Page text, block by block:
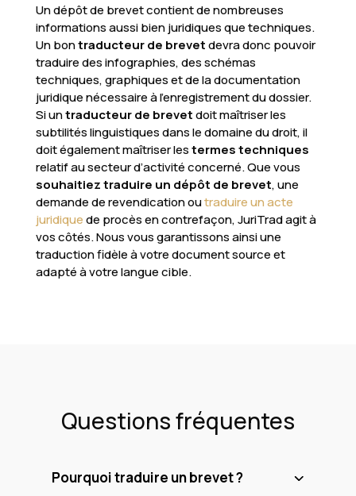
Un dépôt de brevet contient de nombreuses
informations aussi bien juridiques que techniques.
Un bontraducteur de brevetdevra donc pouvoir
traduire des infographies, des schémas
techniques, graphiques et de la documentation
juridique nécessaire à l’enregistrement du dossier.
Si untraducteur de brevetdoit maîtriser les
subtilités linguistiques dans le domaine du droit, il
doit également maîtriser lestermes techniques
relatif au secteur d’activité concerné. Que vous
souhaitiez traduire un dépôt de brevet, une
demande de revendication outraduire un acte
juridiquede procès en contrefaçon, JuriTrad agit à
vos côtés. Nous vous garantissons ainsi une
traduction fidèle à votre document source et
adapté à votre langue cible.
Questions fréquentes
Pourquoi traduire un brevet ?